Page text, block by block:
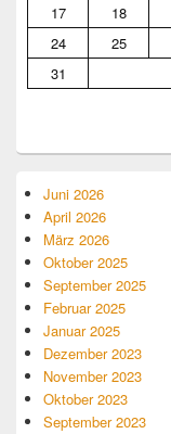
17
18
24
25
31
Juni 2026
April 2026
März 2026
Oktober 2025
September 2025
Februar 2025
Januar 2025
Dezember 2023
November 2023
Oktober 2023
September 2023